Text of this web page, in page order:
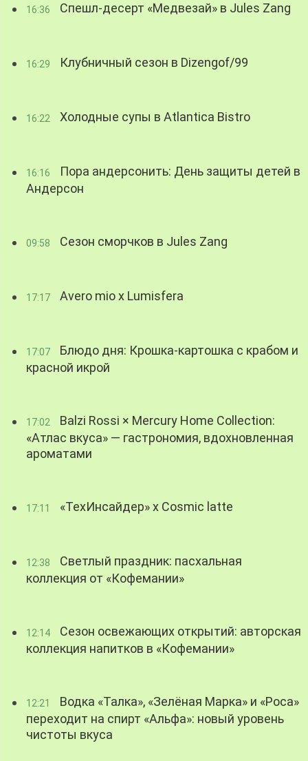
16:36 Спешл-десерт «Медвезай» в Jules Zang
16:29 Клубничный сезон в Dizengof/99
16:22 Холодные супы в Atlantica Bistro
16:16
Пора андерсонить: День защиты детей в
Андерсон
09:58 Сезон сморчков в Jules Zang
17:17 Avero mio x Lumisfera
17:07
Блюдо дня: Крошка-картошка с крабом и
красной икрой
17:02
Balzi Rossi × Mercury Home Collection:
«Атлас вкуса» — гастрономия, вдохновленная
ароматами
17:11 «ТехИнсайдер» х Cosmic latte
12:38
Светлый праздник: пасхальная
коллекция от «Кофемании»
12:14
Сезон освежающих открытий: авторская
коллекция напитков в «Кофемании»
12:21
Водка «Талка», «Зелёная Марка» и «Роса»
переходит на спирт «Альфа»: новый уровень
чистоты вкуса